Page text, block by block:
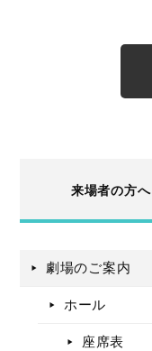
来場者の方へ
劇場のご案内
ホール
座席表